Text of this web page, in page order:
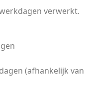
verwerkt.
(afhankelijk van